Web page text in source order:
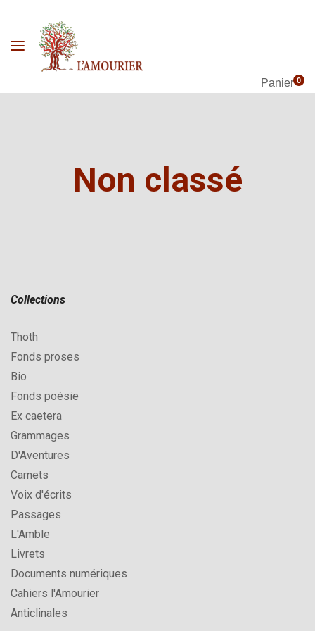
Panier0
Non classé
Collections
Thoth
Fonds proses
Bio
Fonds poésie
Ex caetera
Grammages
D'Aventures
Carnets
Voix d'écrits
Passages
L'Amble
Livrets
Documents numériques
Cahiers l'Amourier
Anticlinales